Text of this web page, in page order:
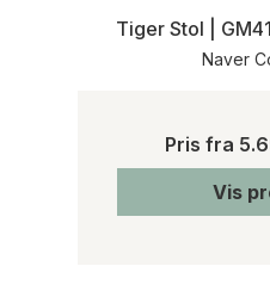
Tiger Stol |
Naver
Pris fra
Vis